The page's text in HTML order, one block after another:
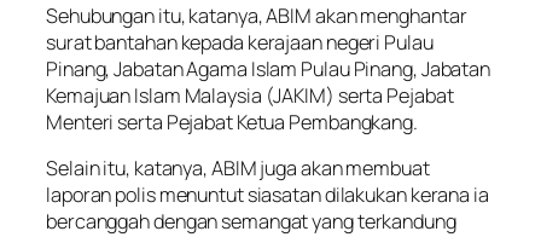
Sehubungan itu, katanya, ABIM akan menghantar
surat bantahan kepada kerajaan negeri Pulau
Pinang, Jabatan Agama Islam Pulau Pinang, Jabatan
Kemajuan Islam Malaysia (JAKIM) serta Pejabat
Menteri serta Pejabat Ketua Pembangkang.
Selain itu, katanya, ABIM juga akan membuat
laporan polis menuntut siasatan dilakukan kerana ia
bercanggah dengan semangat yang terkandung